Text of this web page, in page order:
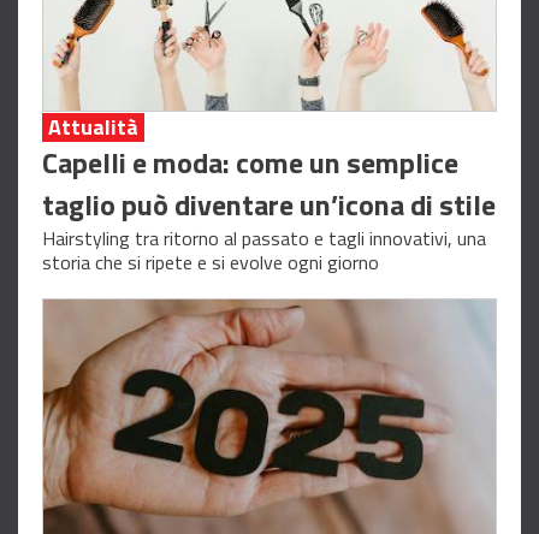
Attualità
Capelli e moda: come un semplice
taglio può diventare un’icona di stile
Hairstyling tra ritorno al passato e tagli innovativi, una
storia che si ripete e si evolve ogni giorno